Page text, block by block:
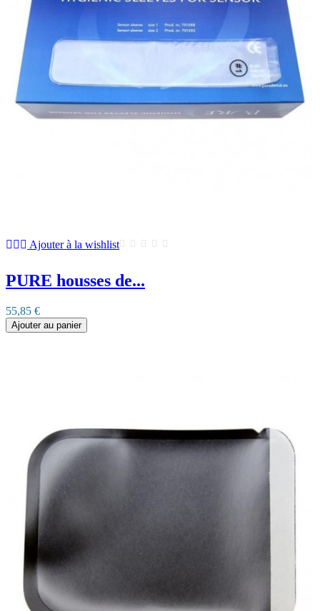
Ajouter à la wishlist
PURE housses de...
55,85 €
Ajouter au panier